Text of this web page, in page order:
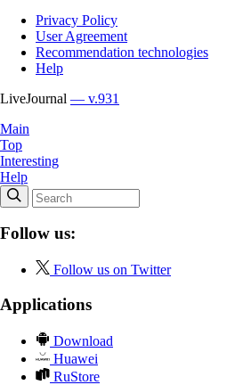
Privacy Policy
User Agreement
Recommendation technologies
Help
LiveJournal — v.931
Main
Top
Interesting
Help
Follow us:
Follow us on Twitter
Applications
Download
Huawei
RuStore